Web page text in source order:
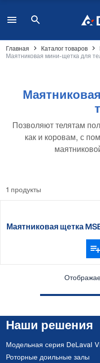
Главная Каталог товаров
Маятниковая мини-щетка для
Позволяют телятам
как и коровам, с
1 продукты
Маятниковая щетка
Наши решения
Модельная серия DeLaval
Роторные доильные залы